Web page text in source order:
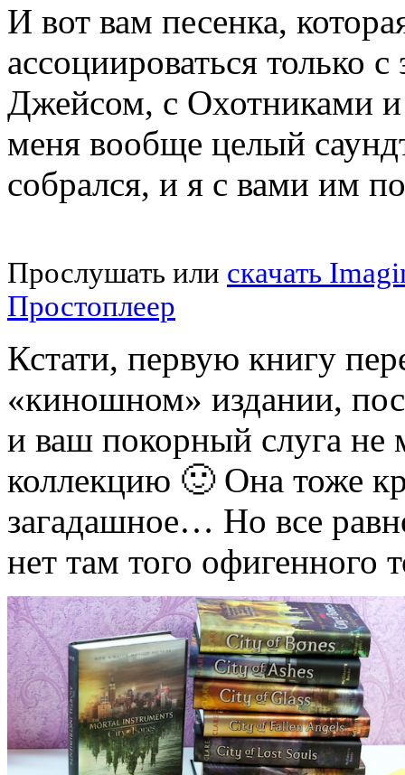
И вот вам песенка,
ассоциироваться только
Джейсом, с Охотниками и
меня вообще целый
собрался, и я с вами им
Прослушать или скачать
Простоплеер
Кстати, первую книгу
«киношном» издании,
и ваш покорный слуга не
коллекцию 🙂 Она тоже
загадашное… Но все
нет там того офигенного